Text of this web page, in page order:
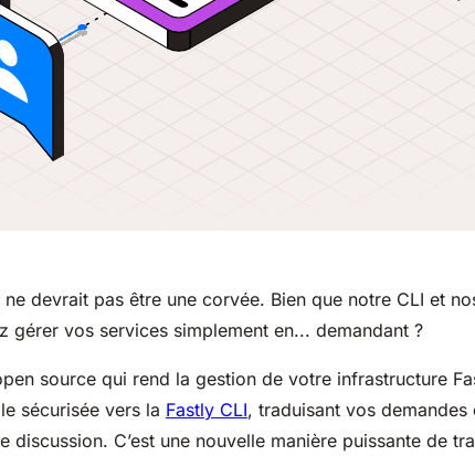
devrait pas être une corvée. Bien que notre CLI et
vos services simplement en... demandant ?
source qui rend la gestion de votre infrastructure
sécurisée vers la Fastly CLI, traduisant vos
C’est une nouvelle manière puissante de